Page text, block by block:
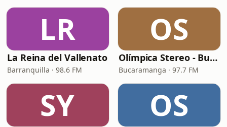
LR
La Reina del Vallenato
Barranquilla · 98.6 FM
OS
Olímpica Stereo - Bucaramanga
Bucaramanga · 97.7 FM
SY OS